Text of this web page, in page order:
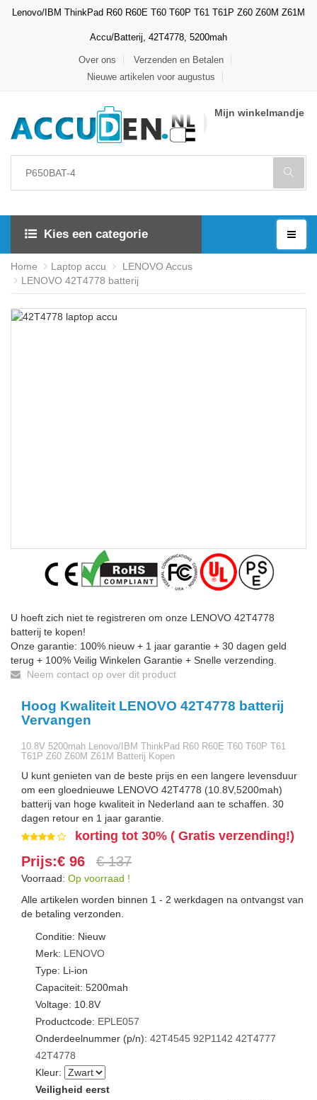
Lenovo/IBM ThinkPad R60 R60E T60 T60P T61 T61P Z60 Z60M Z61M
Accu/Batterij, 42T4778, 5200mah
Over ons
Verzenden en Betalen
Nieuwe artikelen voor augustus
Mijn winkelmandje
Kies een categorie
Home Laptop accu
LENOVO Accus
LENOVO 42T4778 batterij
U hoeft zich niet te registreren om onze LENOVO 42T4778
batterij te kopen!
Onze garantie: 100% nieuw + 1 jaar garantie + 30 dagen geld
terug + 100% Veilig Winkelen Garantie + Snelle verzending.
Neem contact op over dit product
Hoog Kwaliteit LENOVO 42T4778 batterij
Vervangen
10.8V 5200mah Lenovo/IBM ThinkPad R60 R60E T60 T60P T61
T61P Z60 Z60M Z61M Batterij Kopen
U kunt genieten van de beste prijs en een langere levensduur
om een gloednieuwe LENOVO 42T4778 (10.8V,5200mah)
batterij van hoge kwaliteit in Nederland aan te schaffen. 30
dagen retour en 1 jaar garantie.
korting tot 30% ( Gratis verzending!)
Prijs:€ 96 € 137
Voorraad: Op voorraad !
Alle artikelen worden binnen 1 - 2 werkdagen na ontvangst van
de betaling verzonden.
Conditie: Nieuw
Merk: LENOVO
Type: Li-ion
Capaciteit: 5200mah
Voltage: 10.8V
Productcode: EPLE057
Onderdeelnummer (p/n): 42T4545 92P1142 42T4777
42T4778
Kleur:
Veiligheid eerst